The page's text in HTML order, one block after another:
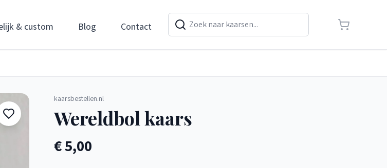
& custom Blog Contact
kaarsbestellen.nl
Wereldbol kaars
€ 5,00